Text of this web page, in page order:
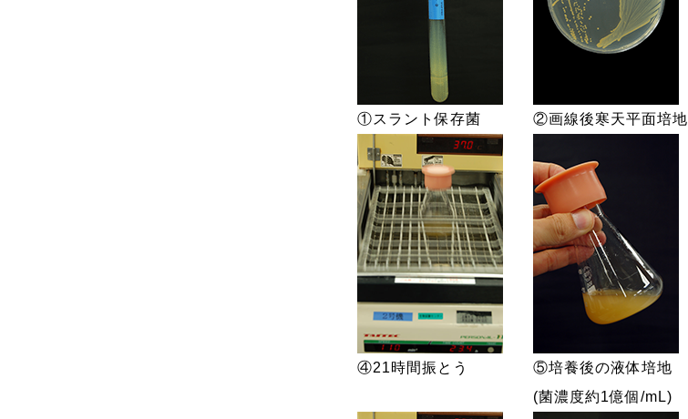
①スラント保存菌 ②画線後寒天平面培地
④21時間振とう
⑤培養後の液体培地
(菌濃度約1億個/mL)